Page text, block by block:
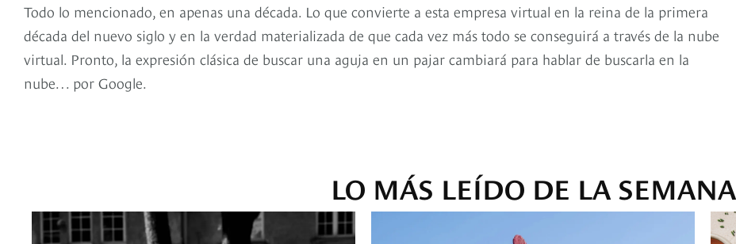
Todo lo mencionado, en apenas una década. Lo que convierte a esta empresa virtual en la reina de la primera
década del nuevo siglo y en la verdad materializada de que cada vez más todo se conseguirá a través de la nube
virtual. Pronto, la expresión clásica de buscar una aguja en un pajar cambiará para hablar de buscarla en la
nube… por Google.
LO MÁS LEÍDO DE LA SEMANA